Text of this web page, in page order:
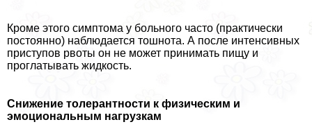
Кроме этого симптома у больного часто (пpaктически
постоянно) наблюдается тошнота. А после интенсивных
приступов рвоты он не может принимать пищу и
проглатывать жидкость.
Снижение толерантности к физическим и
эмоциональным нагрузкам